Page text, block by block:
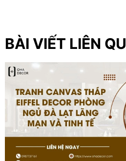
BÀI VIẾT LIÊN